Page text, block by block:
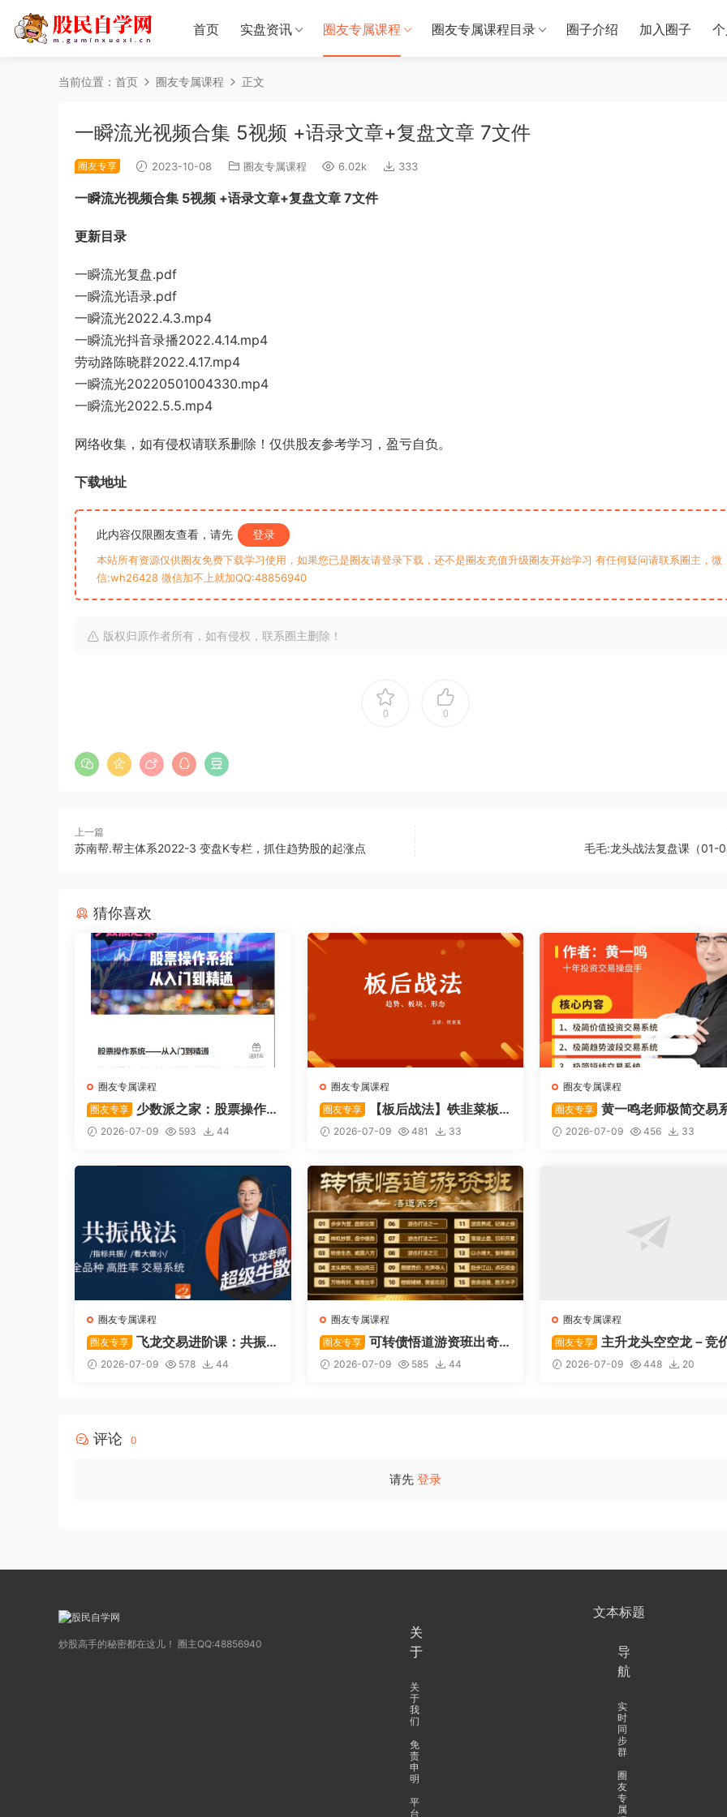
首页 实盘资讯 圈友专属课程 圈友专属课程目录 圈子介绍 加入圈子
当前位置： 首页 圈友专属课程 正文
一瞬流光视频合集 5视频 +语录文章+复盘文章 7文件
圈友专享 2023-10-08 圈友专属课程 6.02k 333
一瞬流光视频合集 5视频 +语录文章+复盘文章 7文件
更新目录
一瞬流光复盘.pdf
一瞬流光语录.pdf
一瞬流光2022.4.3.mp4
一瞬流光抖音录播2022.4.14.mp4
劳动路陈晓群2022.4.17.mp4
一瞬流光20220501004330.mp4
一瞬流光2022.5.5.mp4
网络收集，如有侵权请联系删除！仅供股友参考学习，盈亏自负。
下载地址
此内容仅限圈友查看，请先 登录
本站所有资源仅供圈友免费下载学习使用，如果您已是圈友请登录下载，还不是圈友充值升级圈友开始学习 有任何疑问请联系圈主，微
信:wh26428 微信加不上就加QQ:48856940
版权归原作者所有，如有侵权，联系圈主删除！
0 0
上一篇
苏南帮.帮主体系2022-3 变盘K专栏，抓住趋势股的起涨点 毛毛:龙头战法复盘课（01-
猜你喜欢
圈友专属课程
圈友专享
少数派之家：股票操作
系统—从入门到精通
2026-07-09 593 44
圈友专属课程
圈友专享
【板后战法】铁韭菜板
后强势战法
2026-07-09 481 33
圈友专属课程
圈友专享
黄一鸣老师极简交易
统 2026-07-09 456 33
圈友专属课程
圈友专享 飞龙交易进阶课：共振
战法2026-07-09 578 44
圈友专属课程
圈友专享
可转债悟道游资班出奇
系列悟道系列守正系列课程-卓妍
2026-07-09 585 44
圈友专属课程
圈友专享
主升龙头空空龙－竞
抢筹盘口的量化公式与十几年的
2026-07-09 448 20
评论 0
请先 登录
炒股高手的秘密都在这儿！ 圈主QQ:48856940
关
于
关
于
我
们
免
责
申
明
平
台
文本标题
导
航
实
时
同
步
群
圈
友
专
属